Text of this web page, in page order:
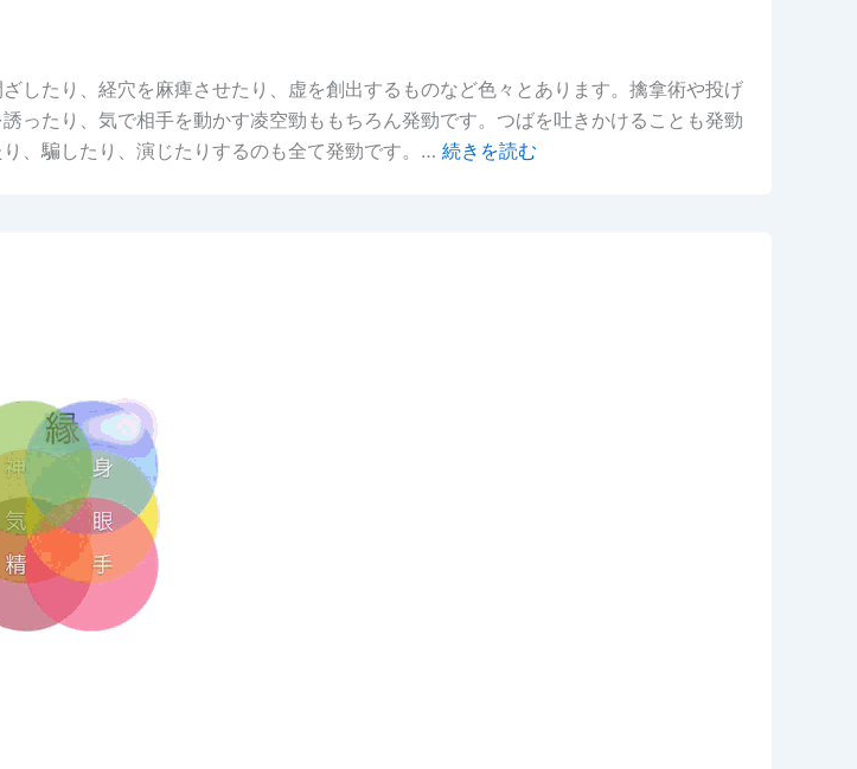
したり、経穴を麻痺させたり、虚を創出するものなど色々とあります。擒拿術や投げ
ったり、気で相手を動かす凌空勁ももちろん発勁です。つばを吐きかけることも発勁
、騙したり、演じたりするのも全て発勁です。… 続きを読む